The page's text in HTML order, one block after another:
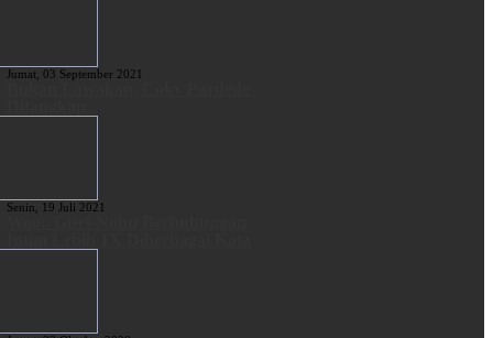
Jumat, 03 September 2021
Senin, 19 Juli 2021